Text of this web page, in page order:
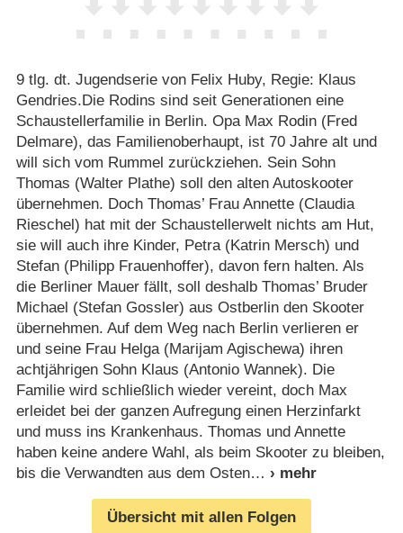
9 tlg. dt. Jugendserie von Felix Huby, Regie: Klaus
Gendries.Die Rodins sind seit Generationen eine
Schaustellerfamilie in Berlin. Opa Max Rodin (Fred
Delmare), das Familienoberhaupt, ist 70 Jahre alt und
will sich vom Rummel zurückziehen. Sein Sohn
Thomas (Walter Plathe) soll den alten Autoskooter
übernehmen. Doch Thomas’ Frau Annette (Claudia
Rieschel) hat mit der Schaustellerwelt nichts am Hut,
sie will auch ihre Kinder, Petra (Katrin Mersch) und
Stefan (Philipp Frauenhoffer), davon fern halten. Als
die Berliner Mauer fällt, soll deshalb Thomas’ Bruder
Michael (Stefan Gossler) aus Ostberlin den Skooter
übernehmen. Auf dem Weg nach Berlin verlieren er
und seine Frau Helga (Marijam Agischewa) ihren
achtjährigen Sohn Klaus (Antonio Wannek). Die
Familie wird schließlich wieder vereint, doch Max
erleidet bei der ganzen Aufregung einen Herzinfarkt
und muss ins Krankenhaus. Thomas und Annette
haben keine andere Wahl, als beim Skooter zu bleiben,
bis die Verwandten aus dem Osten
Übersicht mit allen Folgen